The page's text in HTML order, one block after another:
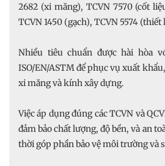
2682 (xi măng), TCVN 7570 (cốt
TCVN 1450 (gạch), TCVN 5574 (thiết
Nhiều tiêu chuẩn được hài hòa
ISO/EN/ASTM để phục vụ xuất
xi măng và kính xây dựng.
Việc áp dụng đúng các TCVN và
đảm bảo chất lượng, độ bền, và an
thời góp phần bảo vệ môi trường và